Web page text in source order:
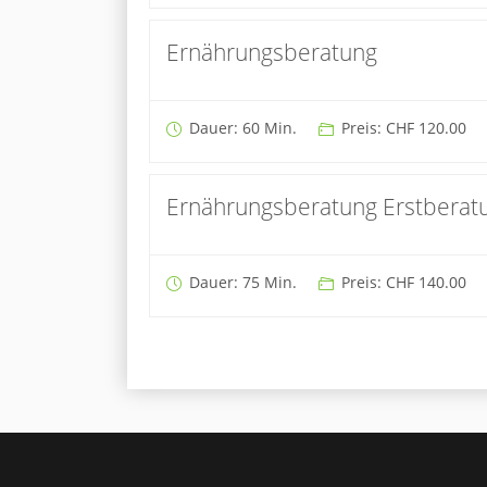
Ernährungsberatung
Dauer: 60 Min. Preis: CHF 120.00
Ernährungsberatung
Dauer: 75 Min. Preis: CHF 140.00